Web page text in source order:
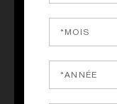
Fine